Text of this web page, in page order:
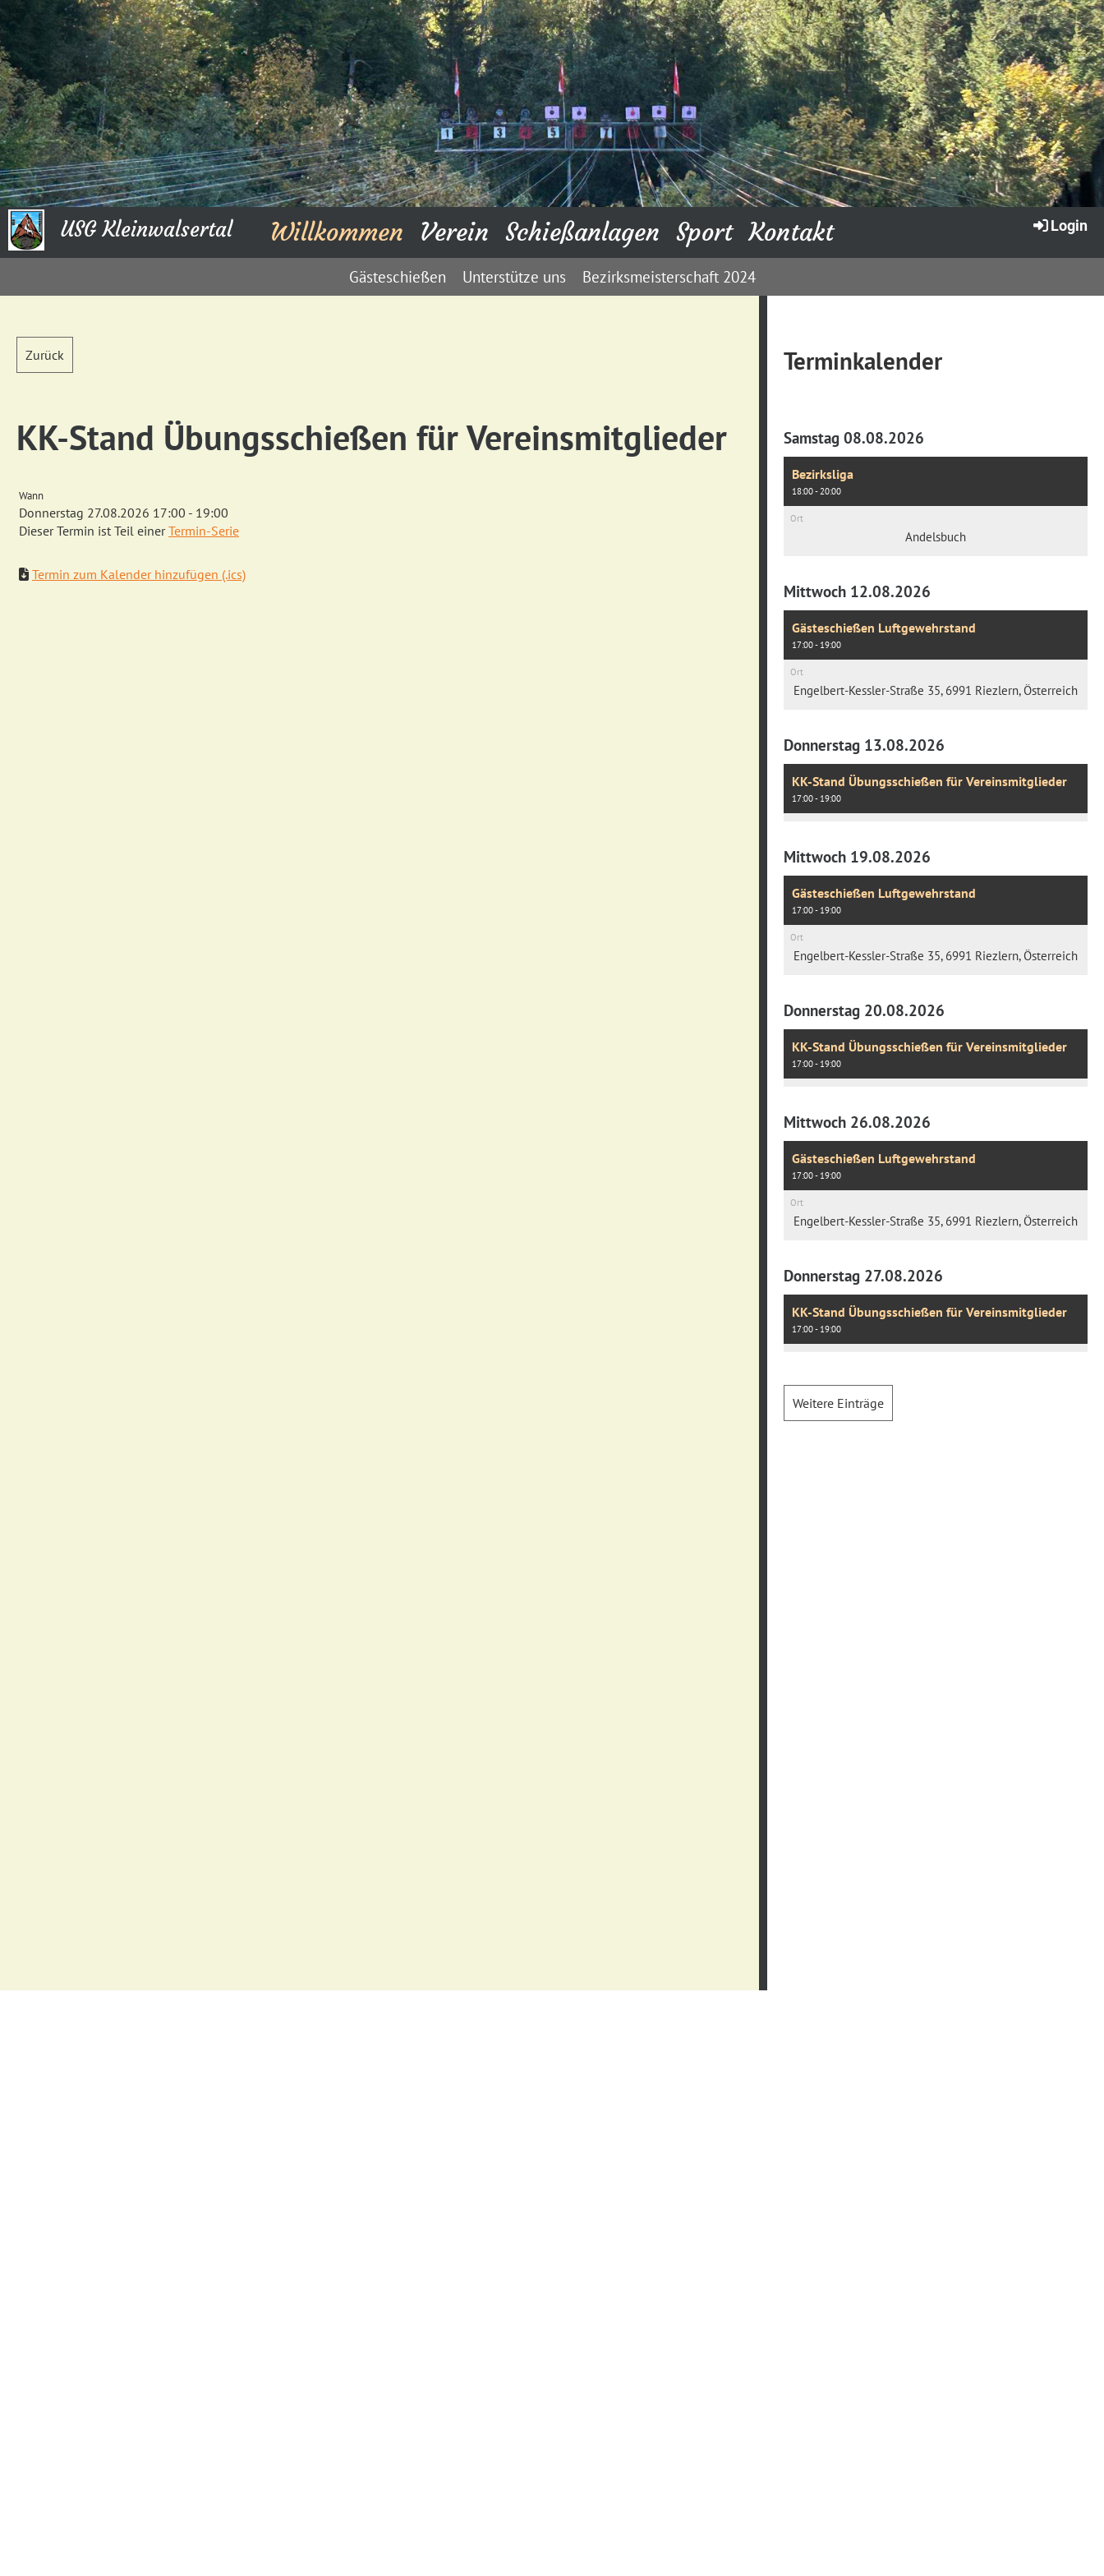
USG Kleinwalsertal Willkommen Verein Schießanlagen Sport Kontakt Login
Gästeschießen Unterstütze uns Bezirksmeisterschaft 2024
Zurück
KK-Stand Übungsschießen für Vereinsmitglieder
Wann
Donnerstag 27.08.2026 17:00 - 19:00
Dieser Termin ist Teil einerTermin-Serie
Termin zum Kalender hinzufügen (.ics)
Terminkalender
Samstag 08.08.2026
Bezirksliga
18:00 - 20:00
Ort
Andelsbuch
Mittwoch 12.08.2026
Gästeschießen Luftgewehrstand
17:00 - 19:00
Ort
Engelbert-Kessler-Straße 35, 6991 Riezlern, Österreich
Donnerstag 13.08.2026
KK-Stand Übungsschießen für Vereinsmitglieder
17:00 - 19:00
Mittwoch 19.08.2026
Gästeschießen Luftgewehrstand
17:00 - 19:00
Ort
Engelbert-Kessler-Straße 35, 6991 Riezlern, Österreich
Donnerstag 20.08.2026
KK-Stand Übungsschießen für Vereinsmitglieder
17:00 - 19:00
Mittwoch 26.08.2026
Gästeschießen Luftgewehrstand
17:00 - 19:00
Ort
Engelbert-Kessler-Straße 35, 6991 Riezlern, Österreich
Donnerstag 27.08.2026
KK-Stand Übungsschießen für Vereinsmitglieder
17:00 - 19:00
Weitere Einträge